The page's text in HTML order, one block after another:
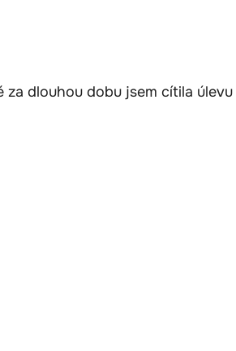
za dlouhou dobu jsem cítila úlevu